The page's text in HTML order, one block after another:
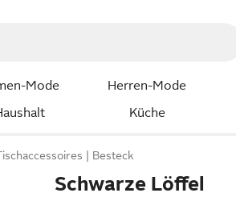
Mode Herren-Mode
Küche
Besteck
Schwarze Löffel